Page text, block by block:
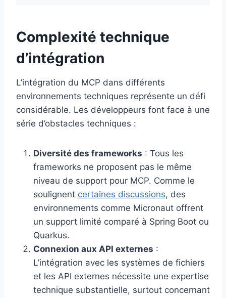
Complexité technique
d’intégration
L’intégration du MCP dans différents
environnements techniques représente un défi
considérable. Les développeurs font face à une
série d’obstacles techniques :
Diversité des frameworks : Tous les
frameworks ne proposent pas le même
niveau de support pour MCP. Comme le
soulignent certaines discussions, des
environnements comme Micronaut offrent
un support limité comparé à Spring Boot ou
Quarkus.
Connexion aux API externes :
L’intégration avec les systèmes de fichiers
et les API externes nécessite une expertise
technique substantielle, surtout concernant